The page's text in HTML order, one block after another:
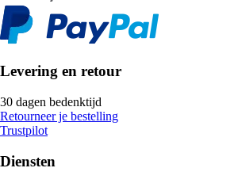
Levering en retour
30 dagen bedenktijd
Retourneer je bestelling
Trustpilot
Diensten